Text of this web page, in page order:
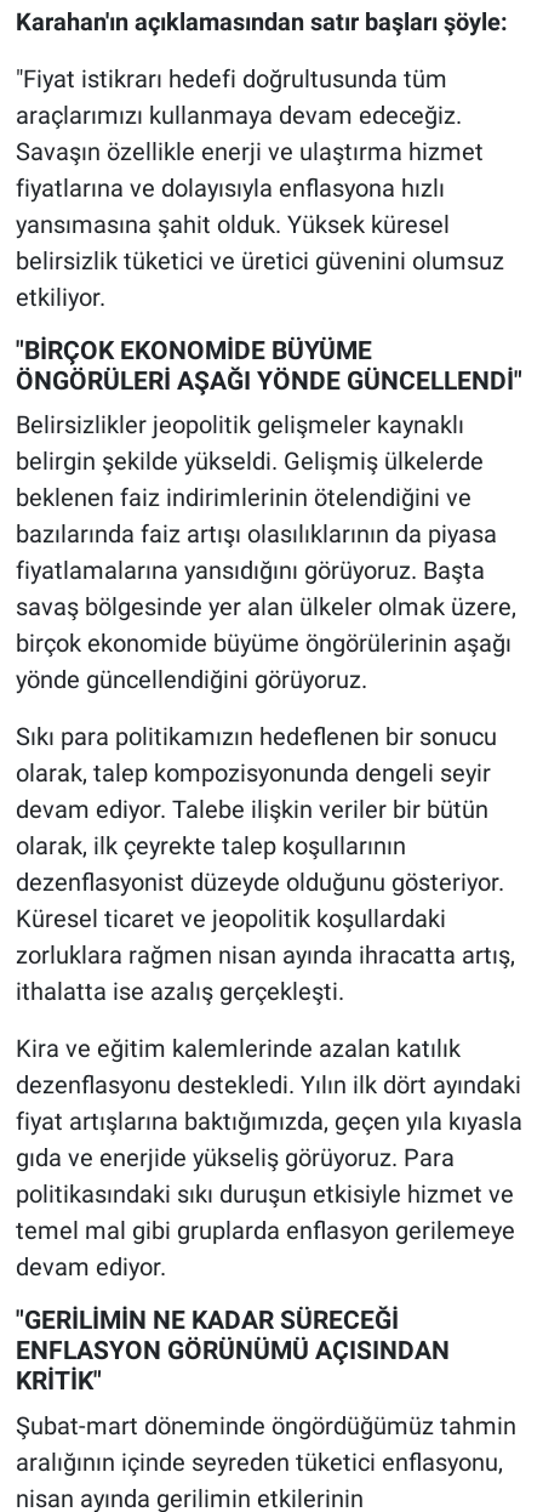
Karahan'ın açıklamasından satır başları şöyle:
"Fiyat istikrarı hedefi doğrultusunda tüm
araçlarımızı kullanmaya devam edeceğiz.
Savaşın özellikle enerji ve ulaştırma hizmet
fiyatlarına ve dolayısıyla enflasyona hızlı
yansımasına şahit olduk. Yüksek küresel
belirsizlik tüketici ve üretici güvenini olumsuz
etkiliyor.
"BİRÇOK EKONOMİDE BÜYÜME
ÖNGÖRÜLERİ AŞAĞI YÖNDE GÜNCELLENDİ"
Belirsizlikler jeopolitik gelişmeler kaynaklı
belirgin şekilde yükseldi. Gelişmiş ülkelerde
beklenen faiz indirimlerinin ötelendiğini ve
bazılarında faiz artışı olasılıklarının da piyasa
fiyatlamalarına yansıdığını görüyoruz. Başta
savaş bölgesinde yer alan ülkeler olmak üzere,
birçok ekonomide büyüme öngörülerinin aşağı
yönde güncellendiğini görüyoruz.
Sıkı para politikamızın hedeflenen bir sonucu
olarak, talep kompozisyonunda dengeli seyir
devam ediyor. Talebe ilişkin veriler bir bütün
olarak, ilk çeyrekte talep koşullarının
dezenflasyonist düzeyde olduğunu gösteriyor.
Küresel ticaret ve jeopolitik koşullardaki
zorluklara rağmen nisan ayında ihracatta artış,
ithalatta ise azalış gerçekleşti.
Kira ve eğitim kalemlerinde azalan katılık
dezenflasyonu destekledi. Yılın ilk dört ayındaki
fiyat artışlarına baktığımızda, geçen yıla kıyasla
gıda ve enerjide yükseliş görüyoruz. Para
politikasındaki sıkı duruşun etkisiyle hizmet ve
temel mal gibi gruplarda enflasyon gerilemeye
devam ediyor.
"GERİLİMİN NE KADAR SÜRECEĞİ
ENFLASYON GÖRÜNÜMÜ AÇISINDAN
KRİTİK"
Şubat-mart döneminde öngördüğümüz tahmin
aralığının içinde seyreden tüketici enflasyonu,
nisan ayında gerilimin etkilerinin